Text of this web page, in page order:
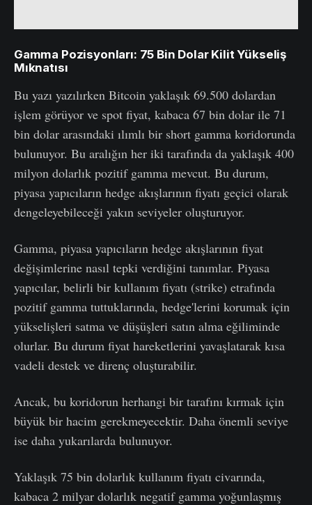
Gamma Pozisyonları: 75 Bin Dolar Kilit Yükseliş
Mıknatısı
Bu yazı yazılırken Bitcoin yaklaşık 69.500 dolardan
işlem görüyor ve spot fiyat, kabaca 67 bin dolar ile 71
bin dolar arasındaki ılımlı bir short gamma koridorunda
bulunuyor. Bu aralığın her iki tarafında da yaklaşık 400
milyon dolarlık pozitif gamma mevcut. Bu durum,
piyasa yapıcıların hedge akışlarının fiyatı geçici olarak
dengeleyebileceği yakın seviyeler oluşturuyor.
Gamma, piyasa yapıcıların hedge akışlarının fiyat
değişimlerine nasıl tepki verdiğini tanımlar. Piyasa
yapıcılar, belirli bir kullanım fiyatı (strike) etrafında
pozitif gamma tuttuklarında, hedge'lerini korumak için
yükselişleri satma ve düşüşleri satın alma eğiliminde
olurlar. Bu durum fiyat hareketlerini yavaşlatarak kısa
vadeli destek ve direnç oluşturabilir.
Ancak, bu koridorun herhangi bir tarafını kırmak için
büyük bir hacim gerekmeyecektir. Daha önemli seviye
ise daha yukarılarda bulunuyor.
Yaklaşık 75 bin dolarlık kullanım fiyatı civarında,
kabaca 2 milyar dolarlık negatif gamma yoğunlaşmış